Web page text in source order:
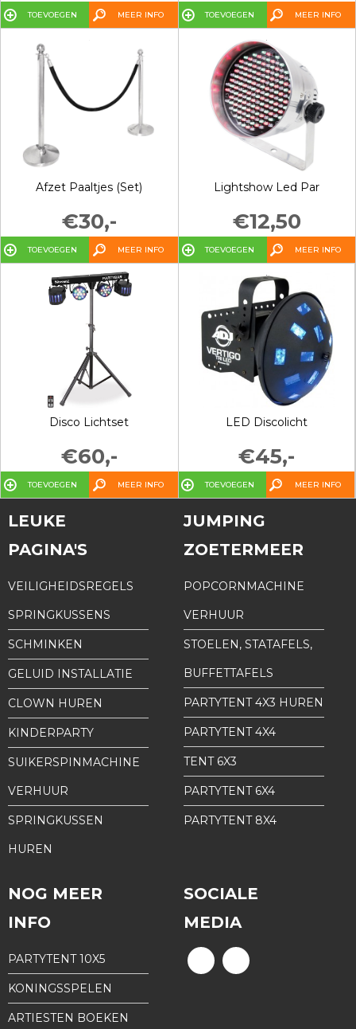
TOEVOEGEN MEER INFO TOEVOEGEN MEER INFO
Afzet Paaltjes (Set)
€30,-
TOEVOEGEN MEER INFO
Lightshow Led Par
€12,50
TOEVOEGEN MEER INFO
Disco Lichtset
€60,-
TOEVOEGEN MEER INFO
LED Discolicht
€45,-
TOEVOEGEN MEER INFO
LEUKE
PAGINA'S
VEILIGHEIDSREGELS
SPRINGKUSSENS
SCHMINKEN
GELUID INSTALLATIE
CLOWN HUREN
KINDERPARTY
SUIKERSPINMACHINE
VERHUUR
SPRINGKUSSEN
HUREN
JUMPING
ZOETERMEER
POPCORNMACHINE
VERHUUR
STOELEN, STATAFELS,
BUFFETTAFELS
PARTYTENT 4X3 HUREN
PARTYTENT 4X4
TENT 6X3
PARTYTENT 6X4
PARTYTENT 8X4
NOG MEER
INFO
PARTYTENT 10X5
KONINGSSPELEN
ARTIESTEN BOEKEN
SOCIALE
MEDIA